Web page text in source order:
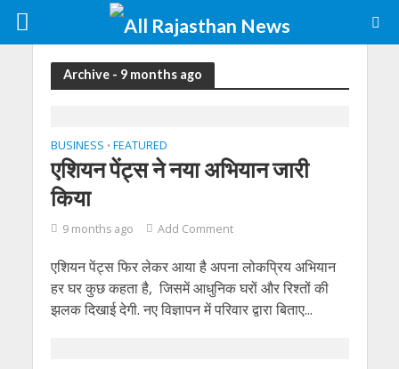
Archive - 9 months ago
BUSINESS • FEATURED
एशियन पेंट्स ने नया अभियान जारी
किया
9 months ago Add Comment
एशियन पेंट्स फिर लेकर आया है अपना लोकप्रिय अभियान
हर घर कुछ कहता है, जिसमें आधुनिक घरों और रिश्तों की
झलक दिखाई देगी. नए विज्ञापन में परिवार द्वारा बिताए...